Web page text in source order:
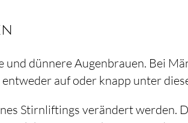
dünnere Augenbrauen. Bei
auf oder knapp unter
Stirnliftings verändert werden.